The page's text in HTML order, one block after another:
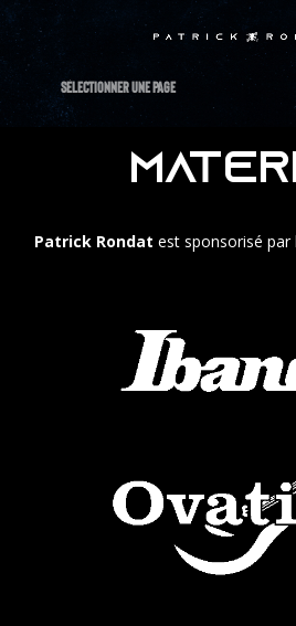
Sélectionner Une Page
Patrick Rondat est sponsorisé par